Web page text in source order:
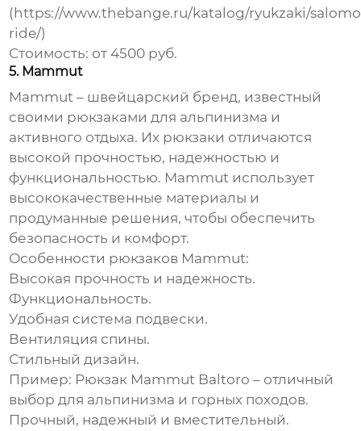
(https://www.thebange.ru/katalog/ryukzaki/
ride/)
Стоимость: от 4500 руб.
5. Mammut
Mammut – швейцарский бренд, известный
своими рюкзаками для альпинизма и
активного отдыха. Их рюкзаки отличаются
высокой прочностью, надежностью и
функциональностью. Mammut использует
высококачественные материалы и
продуманные решения, чтобы обеспечить
безопасность и комфорт.
Особенности рюкзаков Mammut:
Высокая прочность и надежность.
Функциональность.
Удобная система подвески.
Вентиляция спины.
Стильный дизайн.
Пример: Рюкзак Mammut Baltoro – отличный
выбор для альпинизма и горных походов.
Прочный, надежный и вместительный.